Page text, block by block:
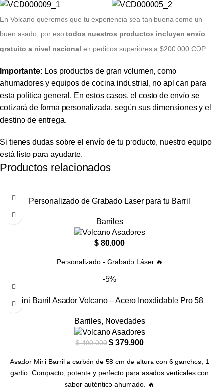
En Volcano queremos que tu experiencia sea tan buena como un
buen asado, por eso todos nuestros productos incluyen envío
gratuito a nivel nacional en pedidos superiores a $200.000 COP.
Importante: Los productos de gran volumen, como
ahumadores y equipos de cocina industrial, no aplican para
esta política general. En estos casos, el costo de envío se
cotizará de forma personalizada, según sus dimensiones y el
destino de entrega.
Si tienes dudas sobre el envío de tu producto, nuestro equipo
está listo para ayudarte.
Productos relacionados
Personalizado de Grabado Laser para tu Barril
Barriles
$ 80.000
Personalizado - Grabado Láser 🔥
-5%
Mini Barril Asador Volcano – Acero Inoxdidable Pro 58
Barriles, Novedades
$400.000 $379.900
Asador Mini Barril a carbón de 58 cm de altura con 6 ganchos, 1
garfio. Compacto, potente y perfecto para asados verticales con
sabor auténtico ahumado. 🔥